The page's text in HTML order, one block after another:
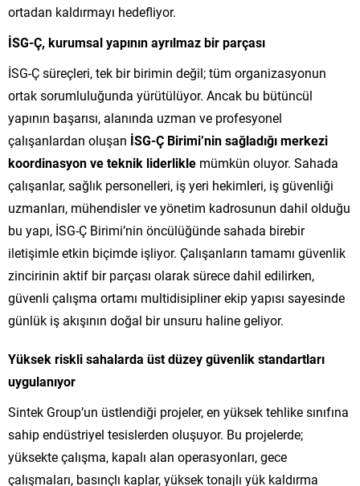
ortadan kaldırmayı hedefliyor.
İSG-Ç, kurumsal yapının ayrılmaz bir parçası
İSG-Ç süreçleri, tek bir birimin değil; tüm organizasyonun
ortak sorumluluğunda yürütülüyor. Ancak bu bütüncül
yapının başarısı, alanında uzman ve profesyonel
çalışanlardan oluşan İSG-Ç Birimi’nin sağladığı merkezi
koordinasyon ve teknik liderlikle mümkün oluyor. Sahada
çalışanlar, sağlık personelleri, iş yeri hekimleri, iş güvenliği
uzmanları, mühendisler ve yönetim kadrosunun dahil olduğu
bu yapı, İSG-Ç Birimi’nin öncülüğünde sahada birebir
iletişimle etkin biçimde işliyor. Çalışanların tamamı güvenlik
zincirinin aktif bir parçası olarak sürece dahil edilirken,
güvenli çalışma ortamı multidisipliner ekip yapısı sayesinde
günlük iş akışının doğal bir unsuru haline geliyor.
Yüksek riskli sahalarda üst düzey güvenlik standartları
uygulanıyor
Sintek Group’un üstlendiği projeler, en yüksek tehlike sınıfına
sahip endüstriyel tesislerden oluşuyor. Bu projelerde;
yüksekte çalışma, kapalı alan operasyonları, gece
çalışmaları, basınçlı kaplar, yüksek tonajlı yük kaldırma